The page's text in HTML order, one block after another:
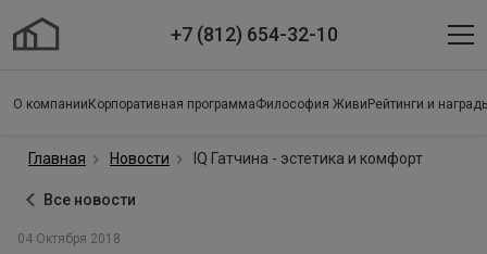
+7 (812) 654-32-10
О компании Корпоративная программаФилософия Живи Рейтинги и
Главная Новости IQ Гатчина - эстетика и комфорт
Все новости
04 Октября 2018